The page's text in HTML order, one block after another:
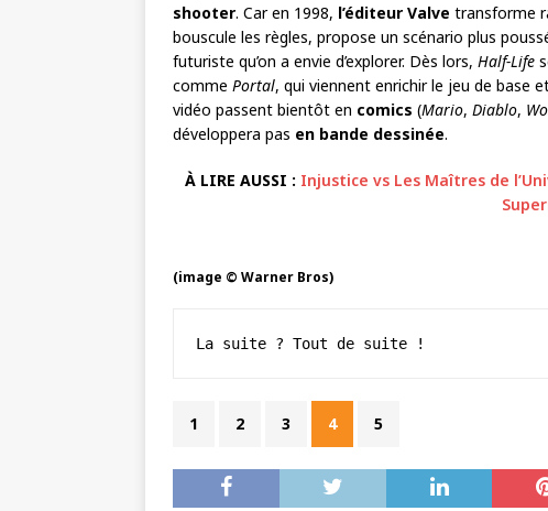
shooter. Car en 1998, l’éditeur Valve transforme
bouscule les règles, propose un scénario plus
futuriste qu’on a envie d’explorer. Dès lors, Half-Life
comme Portal, qui viennent enrichir le jeu de base
vidéo passent bientôt en comics (Mario, Diablo,
développera pas en bande dessinée.
À LIRE AUSSI : Injustice vs Les Maîtres de
(image © Warner Bros)
La suite ? Tout de suite !
1 2 3 4 5